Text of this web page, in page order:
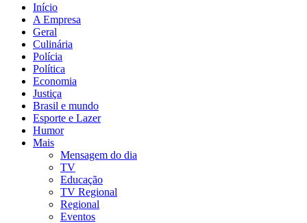
Início
A Empresa
Geral
Culinária
Polícia
Política
Economia
Justiça
Brasil e mundo
Esporte e Lazer
Humor
Mais
Mensagem do dia
TV
Educação
TV Regional
Regional
Eventos